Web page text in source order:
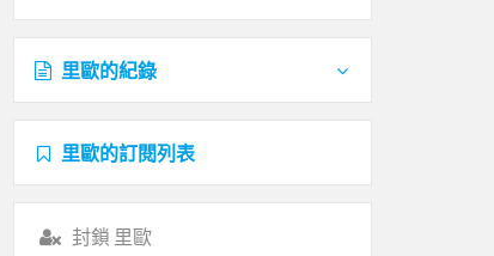
里歐的紀錄
里歐的訂閱列表
封鎖 里歐